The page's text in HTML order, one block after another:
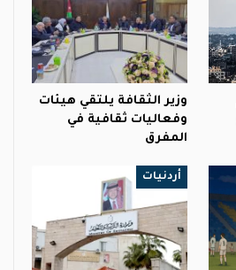
وزير الثقافة يلتقي هيئات
وفعاليات ثقافية في
المفرق
أردنيات